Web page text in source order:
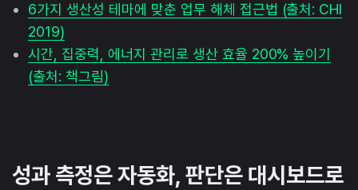
6가지 생산성 테마에 맞춘 업무 해체 접근법 (출처: CHI
2019)
시간, 집중력, 에너지 관리로 생산 효율 200% 높이기
(출처: 책그림)
성과 측정은 자동화, 판단은 대시보드로